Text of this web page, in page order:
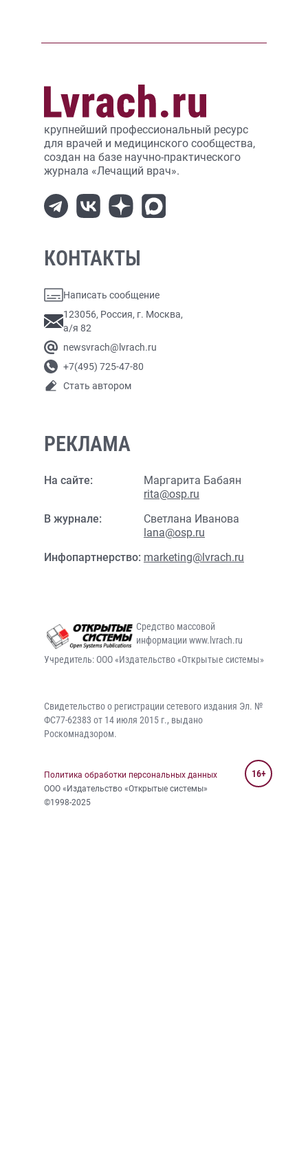
крупнейший профессиональный ресурс
для врачей и медицинского сообщества,
создан на базе научно-практического
журнала «Лечащий врач».
КОНТАКТЫ
Написать сообщение
123056, Россия, г. Москва,
а/я 82
newsvrach@lvrach.ru
+7(495) 725-47-80
Стать автором
РЕКЛАМА
На сайте:
Маргарита Бабаян
rita@osp.ru
В журнале:
Светлана Иванова
lana@osp.ru
Инфопартнерство: marketing@lvrach.ru
Средство массовой
информации www.lvrach.ru
Учредитель: ООО «Издательство «Открытые системы»
Свидетельство о регистрации сетевого издания Эл. №
ФС77-62383 от 14 июля 2015 г., выдано
Роскомнадзором.
Политика обработки персональных данных
ООО «Издательство «Открытые системы»
©1998-2025
16+